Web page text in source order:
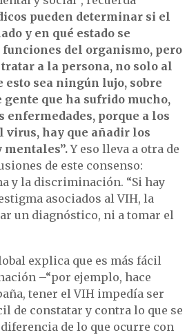
pueden determinar si el
y en qué estado se
del organismo, pero
a la persona, no solo al
esto sea ningún lujo, sobre
gente que ha sufrido mucho,
enfermedades, porque a los
virus, hay que añadir los
mentales”.Y eso lleva a otra de
de este consenso:
y la discriminación. “Si hay
asociados al VIH, la
un diagnóstico, ni a tomar el
explica que es más fácil
–“por ejemplo, hace
tener el VIH impedía ser
de constatar y contra lo que se
de lo que ocurre con